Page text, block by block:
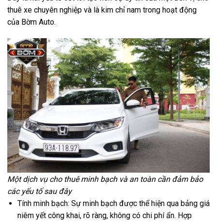
thuê xe chuyên nghiệp và là kim chỉ nam trong hoạt động
của Bờm Auto.
Một dịch vụ cho thuê minh bạch và an toàn cần đảm bảo
các yếu tố sau đây
Tính minh bạch: Sự minh bạch được thể hiện qua bảng giá
niêm yết công khai, rõ ràng, không có chi phí ẩn. Hợp